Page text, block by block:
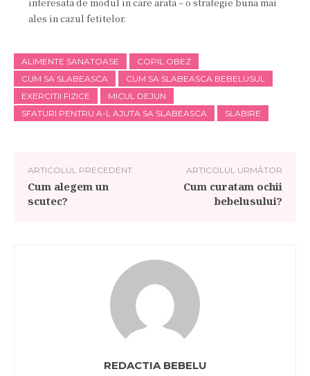
ales in cazul fetitelor.
ALIMENTE SANATOASE
COPIL OBEZ
CUM SA SLABEASCA
CUM SA SLABEASCA BEBELUSUL
EXERCITII FIZICE
MICUL DEJUN
SFATURI PENTRU A-L AJUTA SA SLABEASCA
SLABIRE
ARTICOLUL PRECEDENT
Cum alegem un
scutec?
ARTICOLUL URMĂTOR
Cum curatam ochii
bebelusului?
REDACTIA BEBELU